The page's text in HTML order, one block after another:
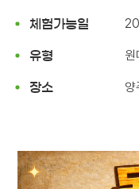
체험가능일
유형 원
장소 양